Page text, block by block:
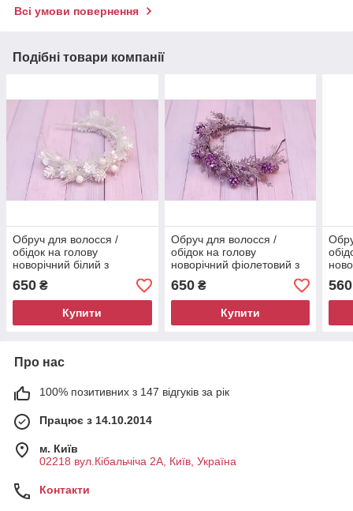
Всі умови повернення
Подібні товари компанії
Обруч для волосся /
обідок на голову
новорічний білий з
шишками 494
650 ₴
Купити
Обруч для волосся /
обідок на голову
новорічний фіолетовий з
шишками 495
650₴
Купити
560
Про нас
100% позитивних з 147 відгуків за рік
Працює з 14.10.2014
м. Київ
02218 вул.Кібальчіча 2А, Київ, Україна
Контакти